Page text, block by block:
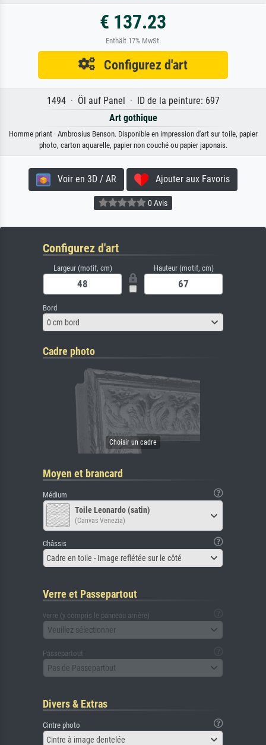
€ 137.23
Enthält 17% MwSt.
Configurez d'art
1494 · Öl auf Panel · ID de la peinture: 697
Art gothique
Homme priant · Ambrosius Benson. Disponible en impression d'art sur toile, papier
photo, carton aquarelle, papier non couché ou papier japonais.
Voir en 3D / AR Ajouter aux Favoris
0 Avis
Configurez d'art
Largeur (motif, cm) Hauteur (motif, cm)
Bord
0 cm bord
Cadre photo
Moyen et brancard
Médium
Toile Leonardo (satin)
(Canvas Venezia)
Châssis
Cadre en toile - Image reflétée sur le côté
Verre et Passepartout
verre (y compris le panneau arrière)
Veuillez sélectionner
Passepartout
Pas de Passepartout
Divers & Extras
Cintre photo
Cintre à image dentelée